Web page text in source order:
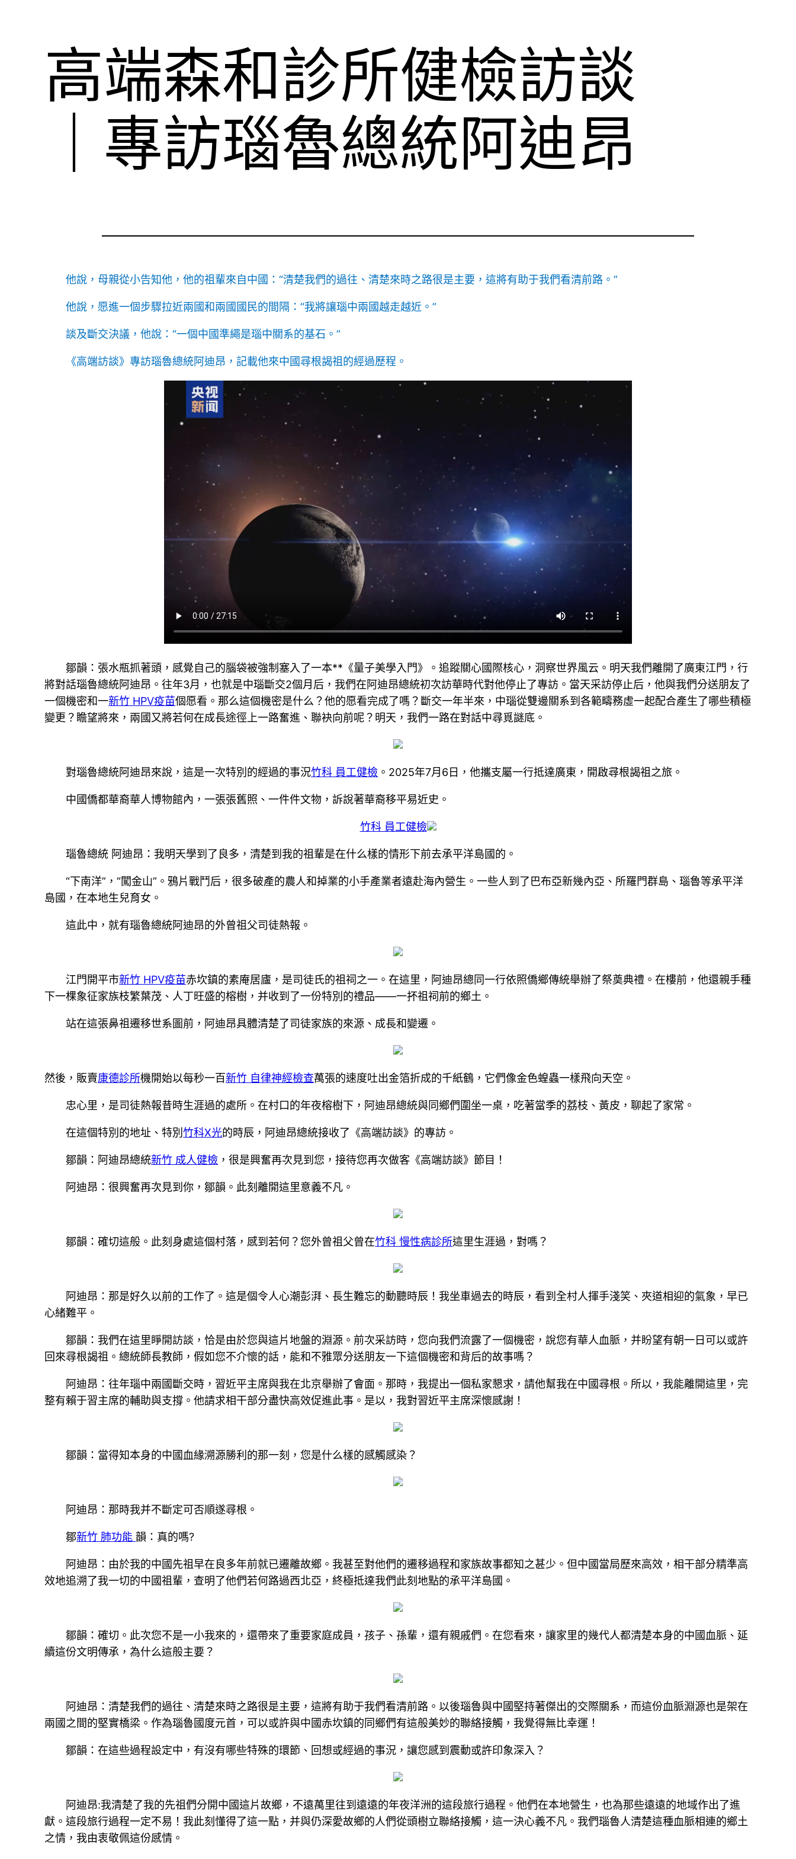
高端森和診所健檢訪談
｜專訪瑙魯總統阿迪昂
他說，母親從小告知他，他的祖輩來自中國：“清楚我們的過往、清楚來時之路很是主要，這將有助于我們看清前路。”
他說，愿進一個步驟拉近兩國和兩國國民的間隔：“我將讓瑙中兩國越走越近。”
談及斷交決議，他說：“一個中國準繩是瑙中關系的基石。”
《高端訪談》專訪瑙魯總統阿迪昂，記載他來中國尋根謁祖的經過歷程。
鄒韻：張水瓶抓著頭，感覺自己的腦袋被強制塞入了一本**《量子美學入門》。追蹤關心國際核心，洞察世界風云。明天我們離開了廣東江門，行
將對話瑙魯總統阿迪昂。往年3月，也就是中瑙斷交2個月后，我們在阿迪昂總統初次訪華時代對他停止了專訪。當天采訪停止后，他與我們分送朋友了
一個機密和一新竹 HPV疫苗個愿看。那么這個機密是什么？他的愿看完成了嗎？斷交一年半來，中瑙從雙邊關系到各範疇務虛一起配合產生了哪些積極
變更？瞻望將來，兩國又將若何在成長途徑上一路奮進、聯袂向前呢？明天，我們一路在對話中尋覓謎底。
對瑙魯總統阿迪昂來說，這是一次特別的經過的事況竹科 員工健檢 。2025年7月6日，他攜支屬一行抵達廣東，開啟尋根謁祖之旅。
中國僑都華裔華人博物館內，一張張舊照、一件件文物，訴說著華裔移平易近史。
竹科 員工健檢
瑙魯總統 阿迪昂：我明天學到了良多，清楚到我的祖輩是在什么樣的情形下前去承平洋島國的。
“下南洋”，“闖金山”。鴉片戰鬥后，很多破產的農人和掉業的小手產業者遠赴海內營生。一些人到了巴布亞新幾內亞、所羅門群島、瑙魯等承平洋
島國，在本地生兒育女。
這此中，就有瑙魯總統阿迪昂的外曾祖父司徒熱報。
江門開平市新竹 HPV疫苗赤坎鎮的素庵居廬，是司徒氏的祖祠之一。在這里，阿迪昂總同一行依照僑鄉傳統舉辦了祭奠典禮。在樓前，他還親手種
下一棵象征家族枝繁葉茂、人丁旺盛的榕樹，并收到了一份特別的禮品——一抔祖祠前的鄉土。
站在這張鼻祖遷移世系圖前，阿迪昂具體清楚了司徒家族的來源、成長和變遷。
然後，販賣康德診所機開始以每秒一百新竹 自律神經檢查萬張的速度吐出金箔折成的千紙鶴，它們像金色蝗蟲一樣飛向天空。
忠心里，是司徒熱報昔時生涯過的處所。在村口的年夜榕樹下，阿迪昂總統與同鄉們圍坐一桌，吃著當季的荔枝、黃皮，聊起了家常。
在這個特別的地址、特別竹科X光的時辰，阿迪昂總統接收了《高端訪談》的專訪。
鄒韻：阿迪昂總統新竹 成人健檢 ，很是興奮再次見到您，接待您再次做客《高端訪談》節目！
阿迪昂：很興奮再次見到你，鄒韻。此刻離開這里意義不凡。
鄒韻：確切這般。此刻身處這個村落，感到若何？您外曾祖父曾在竹科 慢性病診所這里生涯過，對嗎？
阿迪昂：那是好久以前的工作了。這是個令人心潮彭湃、長生難忘的動聽時辰！我坐車過去的時辰，看到全村人揮手淺笑、夾道相迎的氣象，早已
心緒難平。
鄒韻：我們在這里睜開訪談，恰是由於您與這片地盤的淵源。前次采訪時，您向我們流露了一個機密，說您有華人血脈，并盼望有朝一日可以或許
回來尋根謁祖。總統師長教師，假如您不介懷的話，能和不雅眾分送朋友一下這個機密和背后的故事嗎？
阿迪昂：往年瑙中兩國斷交時，習近平主席與我在北京舉辦了會面。那時，我提出一個私家懇求，請他幫我在中國尋根。所以，我能離開這里，完
整有賴于習主席的輔助與支撐。他請求相干部分盡快高效促進此事。是以，我對習近平主席深懷感謝！
鄒韻：當得知本身的中國血緣溯源勝利的那一刻，您是什么樣的感觸感染？
阿迪昂：那時我并不斷定可否順遂尋根。
鄒新竹 肺功能韻：真的嗎?
阿迪昂：由於我的中國先祖早在良多年前就已遷離故鄉。我甚至對他們的遷移過程和家族故事都知之甚少。但中國當局歷來高效，相干部分精準高
效地追溯了我一切的中國祖輩，查明了他們若何路過西北亞，終極抵達我們此刻地點的承平洋島國。
鄒韻：確切。此次您不是一小我來的，還帶來了重要家庭成員，孩子、孫輩，還有親戚們。在您看來，讓家里的幾代人都清楚本身的中國血脈、延
續這份文明傳承，為什么這般主要？
阿迪昂：清楚我們的過往、清楚來時之路很是主要，這將有助于我們看清前路。以後瑙魯與中國堅持著傑出的交際關系，而這份血脈淵源也是架在
兩國之間的堅實橋梁。作為瑙魯國度元首，可以或許與中國赤坎鎮的同鄉們有這般美妙的聯絡接觸，我覺得無比幸運！
鄒韻：在這些過程設定中，有沒有哪些特殊的環節、回想或經過的事況，讓您感到震動或許印象深入？
阿迪昂:我清楚了我的先祖們分開中國這片故鄉，不遠萬里往到遠遠的年夜洋洲的這段旅行過程。他們在本地營生，也為那些遠遠的地域作出了進
獻。這段旅行過程一定不易！我此刻懂得了這一點，并與仍深愛故鄉的人們從頭樹立聯絡接觸，這一決心義不凡。我們瑙魯人清楚這種血脈相連的鄉土
之情，我由衷敬佩這份感情。